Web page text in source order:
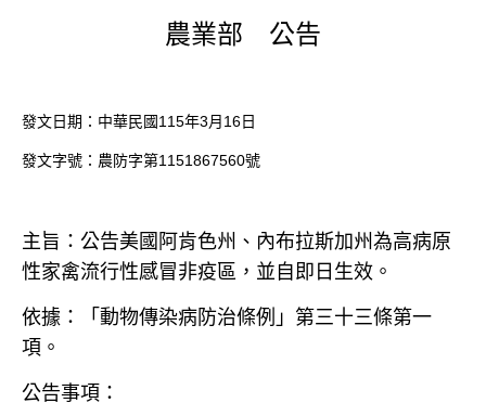
農業部 公告
發文日期：中華民國115年3月 16日
發文字號：農防字第1151867560號
主旨：公告美國阿肯色州、內布拉斯加州為高病原
性家禽流行性感冒非疫區，並自即日生效。
依據：「動物傳染病防治條例」第三十三條第一
項。
公告事項：